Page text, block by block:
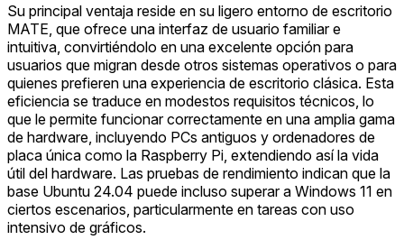
Su principal ventaja reside en su ligero entorno de escritorio
MATE, que ofrece una interfaz de usuario familiar e
intuitiva, convirtiéndolo en una excelente opción para
usuarios que migran desde otros sistemas operativos o para
quienes prefieren una experiencia de escritorio clásica. Esta
eficiencia se traduce en modestos requisitos técnicos, lo
que le permite funcionar correctamente en una amplia gama
de hardware, incluyendo PCs antiguos y ordenadores de
placa única como la Raspberry Pi, extendiendo así la vida
útil del hardware. Las pruebas de rendimiento indican que la
base Ubuntu 24.04 puede incluso superar a Windows 11 en
ciertos escenarios, particularmente en tareas con uso
intensivo de gráficos.